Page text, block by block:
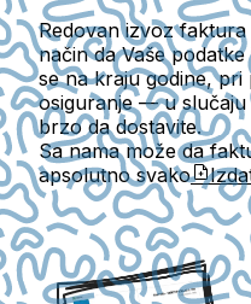
Redovan izvoz
način da Vaše
se na kraju godine,
osiguranje — u slučaju
brzo da dostavite.
Sa nama može da
apsolutno svako